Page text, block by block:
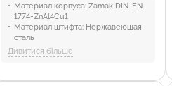
Материал корпуса: Zamak DIN-EN
1774-ZnAl4Cu1
Материал штифта: Нержавеющая
сталь
Подшипник: Полиформальдегид
Материал:Zamak
Версия:V2
Дивитися більше